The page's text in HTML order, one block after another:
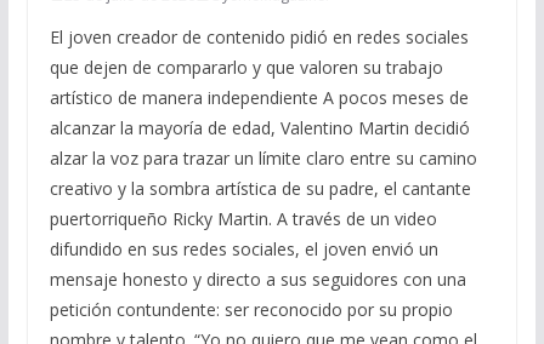
El joven creador de contenido pidió en redes sociales
que dejen de compararlo y que valoren su trabajo
artístico de manera independiente A pocos meses de
alcanzar la mayoría de edad, Valentino Martin decidió
alzar la voz para trazar un límite claro entre su camino
creativo y la sombra artística de su padre, el cantante
puertorriqueño Ricky Martin. A través de un video
difundido en sus redes sociales, el joven envió un
mensaje honesto y directo a sus seguidores con una
petición contundente: ser reconocido por su propio
nombre y talento. “Yo no quiero que me vean como el